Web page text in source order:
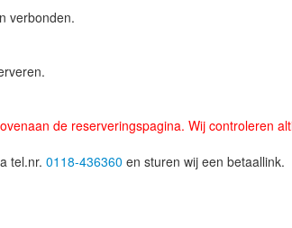
verbonden.
de reserveringspagina. Wij controleren
tel.nr. 0118-436360 en sturen wij een betaallink.